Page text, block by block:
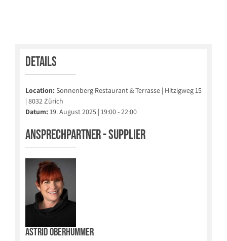
Details
Location: Sonnenberg Restaurant & Terrasse | Hitzigweg 15
| 8032 Zürich
Datum:
19. August 2025 | 19:00 - 22:00
Ansprechpartner - Supplier
Astrid Oberhummer